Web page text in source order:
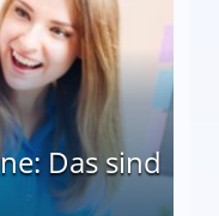
Das sind